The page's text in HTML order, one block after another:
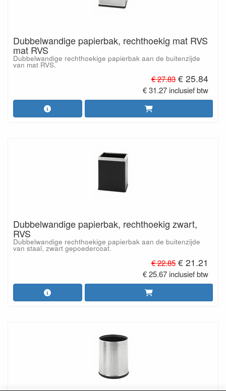
Dubbelwandige papierbak, rechthoekig mat RVS
mat RVS
Dubbelwandige rechthoekige papierbak aan de buitenzijde
van mat RVS.
€ 27.83 € 25.84
€ 31.27 inclusief btw
Dubbelwandige papierbak, rechthoekig zwart,
RVS
Dubbelwandige rechthoekige papierbak aan de buitenzijde
van staal, zwart gepoedercoat.
€ 22.85 € 21.21
€ 25.67 inclusief btw